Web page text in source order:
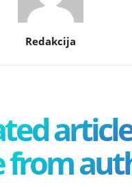
Redakcija
from